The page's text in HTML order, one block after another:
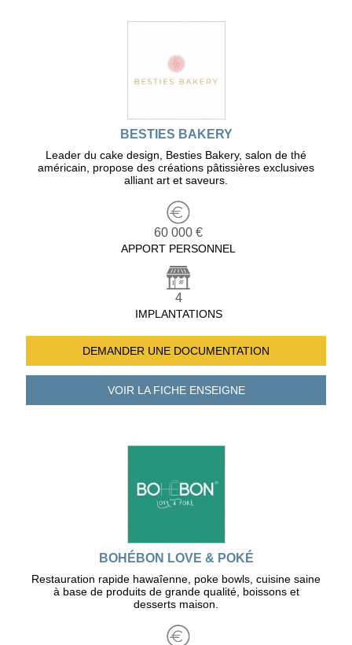
BESTIES BAKERY
Leader du cake design, Besties Bakery, salon de thé
américain, propose des créations pâtissières exclusives
alliant art et saveurs.
60 000 €
APPORT PERSONNEL
4
IMPLANTATIONS
DEMANDER UNE DOCUMENTATION
VOIR LA FICHEENSEIGNE
BOHÉBON LOVE & POKÉ
Restauration rapide hawaîenne, poke bowls, cuisine saine
à base de produits de grande qualité, boissons et
desserts maison.